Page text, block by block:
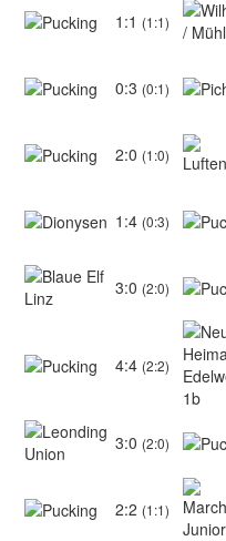
1:1 (1:1)
0:3 (0:1)
2:0 (1:0)
1:4 (0:3)
3:0 (2:0)
4:4 (2:2)
3:0 (2:0)
2:2 (1:1)